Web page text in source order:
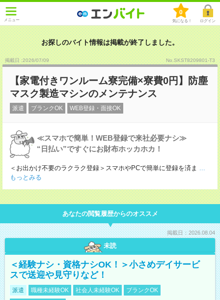
メニュー
0
気になる！ ログイン
お探しのバイト情報は掲載が終了しました。
掲載日 :2026/07/09 No.SKST8209801-T3
【家電付きワンルーム寮完備×寮費0円】防塵
マスク製造マシンのメンテナンス
派遣 ブランクOK WEB登録・面接OK
≪スマホで簡単！WEB登録で来社必要ナシ≫
“日払い”ですぐにお財布ホッカホカ！
＜お出かけ不要のラクラク登録＞スマホやPCで簡単に登録を済ま ...
もっとみる
あなたの閲覧履歴からのオススメ
掲載日：2026.08.04
未読
＜経験ナシ・資格ナシOK！＞小さめデイサービ
スで送迎や見守りなど！
派遣 職種未経験OK 社会人未経験OK
ブランクOK